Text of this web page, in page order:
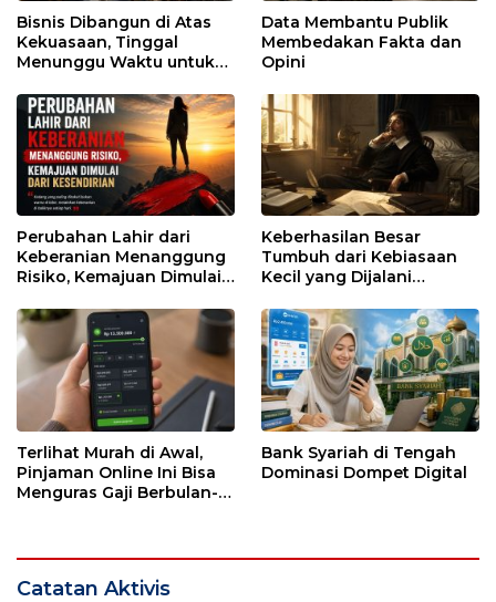
Bisnis Dibangun di Atas
Kekuasaan, Tinggal
Menunggu Waktu untuk
Data Membantu Publik
Membedakan Fakta dan
Opini
Perubahan Lahir dari
Keberanian Menanggung
Risiko, Kemajuan Dimulai
Keberhasilan Besar
Tumbuh dari Kebiasaan
Kecil yang Dijalani
Terlihat Murah di Awal,
Pinjaman Online Ini Bisa
Menguras Gaji Berbulan-
Bank Syariah di Tengah
Dominasi Dompet Digital
Catatan Aktivis